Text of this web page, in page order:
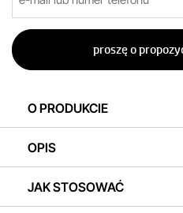
proszę o
O PRODUKCIE
OPIS
JAK STOSOWAĆ